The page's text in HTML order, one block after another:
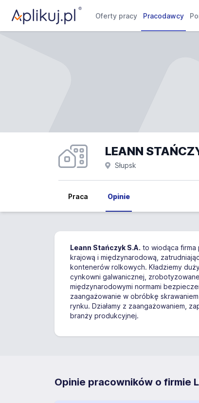
Oferty pracy Pracodawcy
LEANN
Słupsk
Praca Opinie
Leann Stańczyk S.A. to wiodąca firma
krajową i międzynarodową,
kontenerów rolkowych. Kładziemy
cynkowni galwanicznej,
międzynarodowymi normami
zaangażowanie w obróbkę
rynku. Działamy z zaangażowaniem,
branży produkcyjnej.
Opinie pracowników o firmie